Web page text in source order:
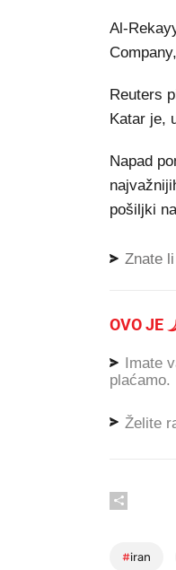
Al-
Reuters
Katar je,
Napad
pošiljki
Znate
OVO JE
Imate
plaćamo.
Želite
#iran